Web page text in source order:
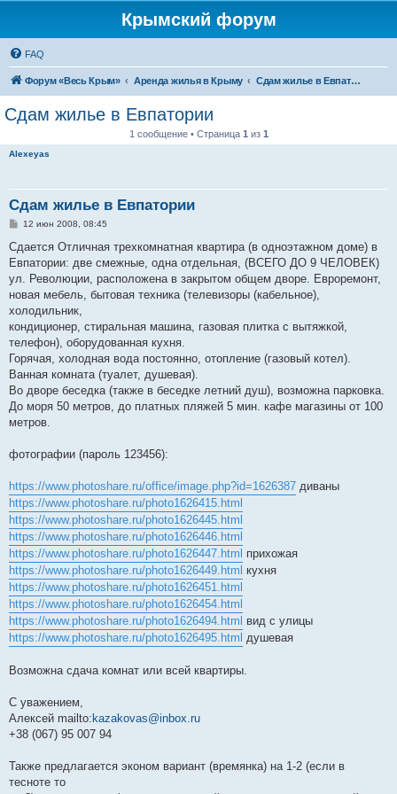
Крымский форум
FAQ
Форум «Весь Крым» Аренда жилья в Крыму Сдам жилье в Евпатории, Саках
Сдам жилье в Евпатории
1 сообщение • Страница 1 из 1
Alexeyas
Сдам жилье в Евпатории
С
о
б
щ
е
и
е
12 июн 2008, 08:45
Сдается Отличная трехкомнатная квартира (в одноэтажном доме) в
Евпатории: две смежные, одна отдельная, (ВСЕГО ДО 9 ЧЕЛОВЕК)
ул. Революции, расположена в закрытом общем дворе. Евроремонт,
новая мебель, бытовая техника (телевизоры (кабельное),
холодильник,
кондиционер, стиральная машина, газовая плитка с вытяжкой,
телефон), оборудованная кухня.
Горячая, холодная вода постоянно, отопление (газовый котел).
Ванная комната (туалет, душевая).
Во дворе беседка (также в беседке летний душ), возможна парковка.
До моря 50 метров, до платных пляжей 5 мин. кафе магазины от 100
метров.
фотографии (пароль 123456):
https://www.photoshare.ru/office/image.php?id=1626387 диваны
https://www.photoshare.ru/photo1626415.html
https://www.photoshare.ru/photo1626445.html
https://www.photoshare.ru/photo1626446.html
https://www.photoshare.ru/photo1626447.html прихожая
https://www.photoshare.ru/photo1626449.html кухня
https://www.photoshare.ru/photo1626451.html
https://www.photoshare.ru/photo1626454.html
https://www.photoshare.ru/photo1626494.html вид с улицы
https://www.photoshare.ru/photo1626495.html душевая
Возможна сдача комнат или всей квартиры.
С уважением,
Алексей mailto: kazakovas@inbox.ru
+38 (067) 95 007 94
Также предлагается эконом вариант (времянка) на 1-2 (если в
тесноте то